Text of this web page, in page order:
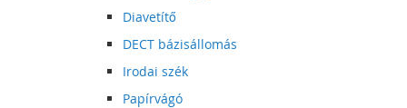
Diavetítő
DECT bázisállomás
Irodai szék
Papírvágó